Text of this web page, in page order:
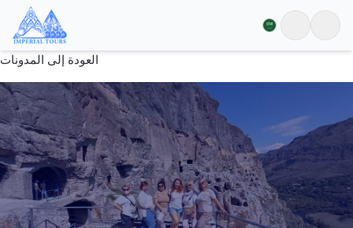
العودة إلى المدونات